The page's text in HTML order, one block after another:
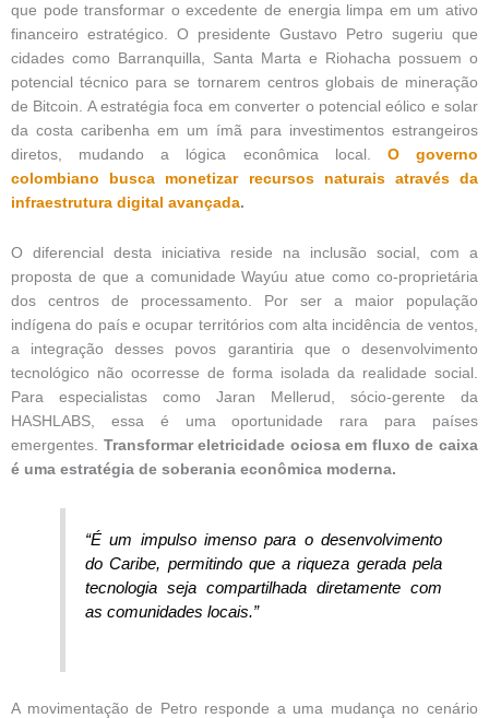
que pode transformar o excedente de energia limpa em um ativo
financeiro estratégico. O presidente Gustavo Petro sugeriu que
cidades como Barranquilla, Santa Marta e Riohacha possuem o
potencial técnico para se tornarem centros globais de mineração
de Bitcoin. A estratégia foca em converter o potencial eólico e solar
da costa caribenha em um ímã para investimentos estrangeiros
diretos, mudando a lógica econômica local. O governo
colombiano busca monetizar recursos naturais através da
infraestrutura digital avançada.
O diferencial desta iniciativa reside na inclusão social, com a
proposta de que a comunidade Wayúu atue como co-proprietária
dos centros de processamento. Por ser a maior população
indígena do país e ocupar territórios com alta incidência de ventos,
a integração desses povos garantiria que o desenvolvimento
tecnológico não ocorresse de forma isolada da realidade social.
Para especialistas como Jaran Mellerud, sócio-gerente da
HASHLABS, essa é uma oportunidade rara para países
emergentes. Transformar eletricidade ociosa em fluxo de caixa
é uma estratégia de soberania econômica moderna.
“É um impulso imenso para o desenvolvimento
do Caribe, permitindo que a riqueza gerada pela
tecnologia seja compartilhada diretamente com
as comunidades locais.”
A movimentação de Petro responde a uma mudança no cenário